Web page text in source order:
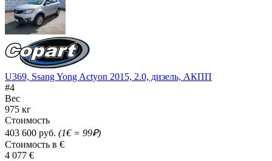
U369, Ssang Yong Actyon 2015, 2.0, дизель, АКПП
#4
Вес
975 кг
Стоимость
403 600 руб. (1€ = 99₽)
Стоимость в €
4 077 €